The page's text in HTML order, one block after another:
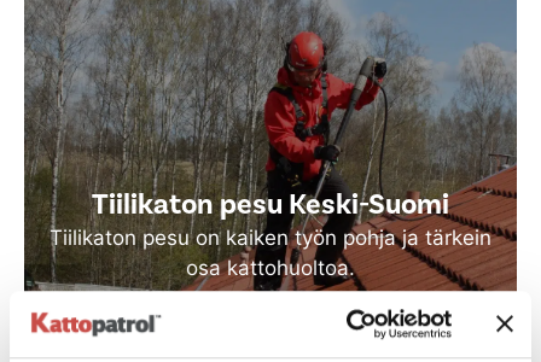
Tiilikaton pesu Keski-Suomi
Tiilikaton pesu on kaiken työn pohja ja tärkein
osa kattohuoltoa.